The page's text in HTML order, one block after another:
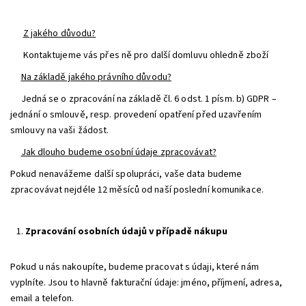
Z jakého důvodu?
Kontaktujeme vás přes ně pro další domluvu ohledně zboží
Na základě jakého právního důvodu?
Jedná se o zpracování na základě čl. 6 odst. 1 písm. b) GDPR –
jednání o smlouvě, resp. provedení opatření před uzavřením
smlouvy na vaši žádost.
Jak dlouho budeme osobní údaje zpracovávat?
Pokud nenavážeme další spolupráci, vaše data budeme
zpracovávat nejdéle 12 měsíců od naší poslední komunikace.
Zpracování osobních údajů v případě nákupu
Pokud u nás nakoupíte, budeme pracovat s údaji, které nám
vyplníte. Jsou to hlavně fakturační údaje: jméno, příjmení, adresa,
email a telefon.